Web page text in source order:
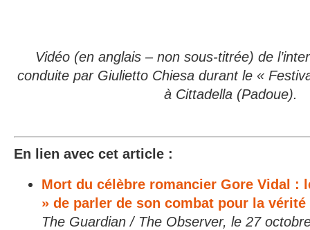
Vidéo (en anglais – non sous-titrée) de
conduite par Giulietto Chiesa durant le «
à Cittadella (Padoue).
En lien avec cet article :
Mort du célèbre romancier Gore Vidal :
» de parler de son combat pour la vérité
The Guardian / The Observer, le 27